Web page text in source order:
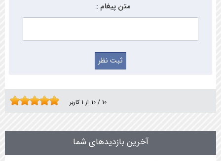
متن پیغام :
10 / 10 از 1کاربر
آخرین بازدیدهای شما